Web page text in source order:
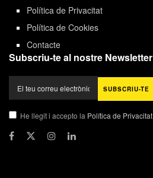
Política de Privacitat
Política de Cookies
Contacte
Subscriu-te al nostre Newsletter
He llegit i accepto la Política de Privacitat